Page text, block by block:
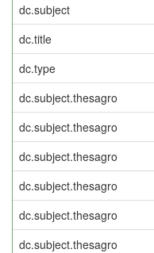
dc.subject
dc.title
dc.type
dc.subject.thesagro
dc.subject.thesagro
dc.subject.thesagro
dc.subject.thesagro
dc.subject.thesagro
dc.subject.thesagro